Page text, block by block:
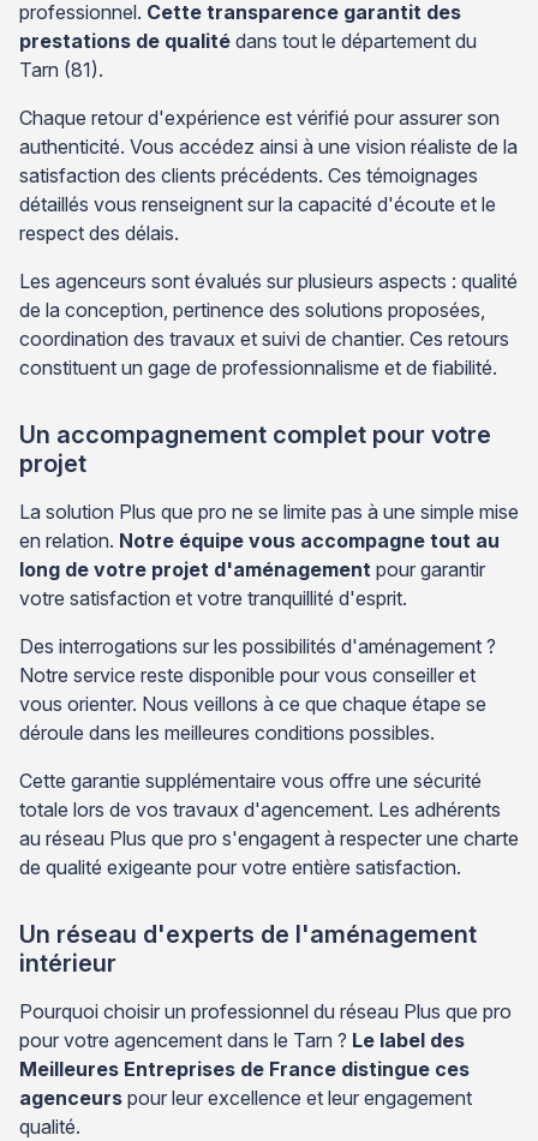
professionnel. Cette transparence garantit des
prestations de qualité dans tout le département du
Tarn (81).
Chaque retour d'expérience est vérifié pour assurer son
authenticité. Vous accédez ainsi à une vision réaliste de la
satisfaction des clients précédents. Ces témoignages
détaillés vous renseignent sur la capacité d'écoute et le
respect des délais.
Les agenceurs sont évalués sur plusieurs aspects : qualité
de la conception, pertinence des solutions proposées,
coordination des travaux et suivi de chantier. Ces retours
constituent un gage de professionnalisme et de fiabilité.
Un accompagnement complet pour votre
projet
La solution Plus que pro ne se limite pas à une simple mise
en relation. Notre équipe vous accompagne tout au
long de votre projet d'aménagement pour garantir
votre satisfaction et votre tranquillité d'esprit.
Des interrogations sur les possibilités d'aménagement ?
Notre service reste disponible pour vous conseiller et
vous orienter. Nous veillons à ce que chaque étape se
déroule dans les meilleures conditions possibles.
Cette garantie supplémentaire vous offre une sécurité
totale lors de vos travaux d'agencement. Les adhérents
au réseau Plus que pro s'engagent à respecter une charte
de qualité exigeante pour votre entière satisfaction.
Un réseau d'experts de l'aménagement
intérieur
Pourquoi choisir un professionnel du réseau Plus que pro
pour votre agencement dans le Tarn ? Le label des
Meilleures Entreprises de France distingue ces
agenceurs pour leur excellence et leur engagement
qualité.